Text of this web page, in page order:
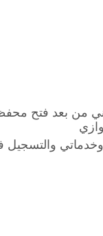
من بعد فتح
والتسجيل